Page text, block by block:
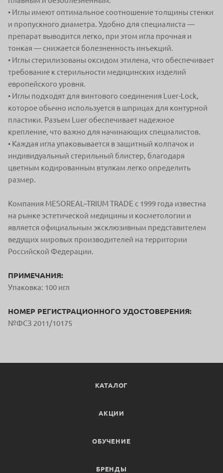
• Иглы имеют оптимальное соотношение толщины стенки
и пропускного диаметра. Удобно для специалиста —
препарат выводится легко, при этом игла прочная и
тонкая — снижается болезненность инъекций.
• Иглы стерилизованы оксидом этилена, что обеспечивает
требование к стерильности медицинских изделий
европейского уровня.
• Иглы подходят для винтового соединения Luer-Lock,
которое обычно используется в шприцах для контурной
пластики. Разъем Luer обеспечивает надежное
крепление, что важно для начинающих специалистов.
• Каждая игла упаковывается в защитный колпачок и
индивидуальный стерильный блистер, благодаря
цветным кодированным втулкам легко определить
размер.
Компания MESOREAL–TRIUM TRADE с 1999 года известна
на рынке эстетической медицины и косметологии и
является официальным эксклюзивным представителем
ведущих мировых производителей на территории
Российской Федерации.
ПРИМЕЧАНИЯ:
Упаковка: 100 игл
НОМЕР РЕГИСТРАЦИОННОГО УДОСТОВЕРЕНИЯ:
№ФСЗ 2011/10175
КАТАЛОГ
АКЦИИ
ОБУЧЕНИЕ
БРЕНДЫ